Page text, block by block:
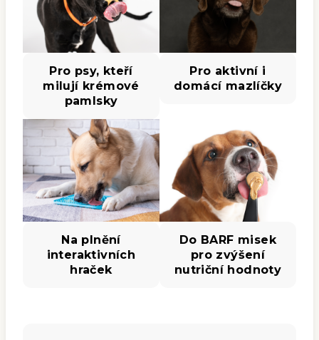
Pro psy, kteří
milují krémové
pamlsky
Pro aktivní i
domácí mazlíčky
Na plnění
interaktivních
hraček
Do BARF misek
pro zvýšení
nutriční hodnoty